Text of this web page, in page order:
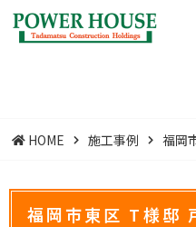
HOME 施工事例 福岡
福岡市東区 T様邸